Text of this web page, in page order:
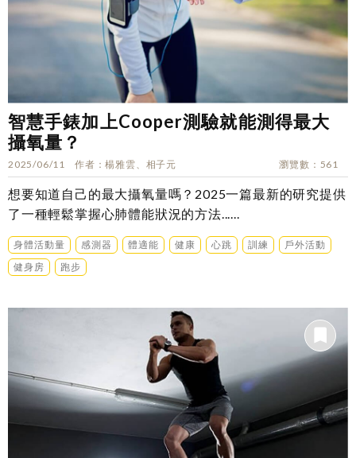
智慧手錶加上Cooper測驗就能測得最大
攝氧量？
2025/06/11 作者 楊雅雲、相子元 瀏覽數 561
想要知道自己的最大攝氧量嗎？2025一篇最新的研究提供
了一種輕鬆掌握心肺體能狀況的方法......
身體活動量 感測器 體適能 健康 心跳 訓練
戶外活動
健身房
跑步